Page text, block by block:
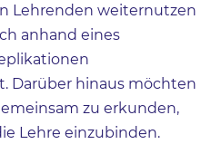
Lehrenden weiternutzen
anhand eines
Darüber hinaus möchten
zu erkunden,
Lehre einzubinden.